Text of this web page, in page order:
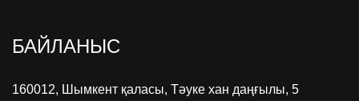
БАЙЛАНЫС
160012, Шымкент қаласы, Тәуке хан даңғылы, 5